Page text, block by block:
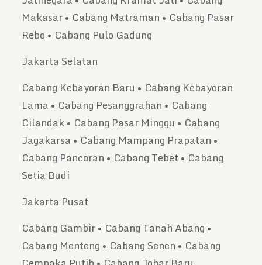
Makasar • Cabang Matraman • Cabang Pasar
Rebo • Cabang Pulo Gadung
Jakarta Selatan
Cabang Kebayoran Baru • Cabang Kebayoran
Lama • Cabang Pesanggrahan • Cabang
Cilandak • Cabang Pasar Minggu • Cabang
Jagakarsa • Cabang Mampang Prapatan •
Cabang Pancoran • Cabang Tebet • Cabang
Setia Budi
Jakarta Pusat
Cabang Gambir • Cabang Tanah Abang •
Cabang Menteng • Cabang Senen • Cabang